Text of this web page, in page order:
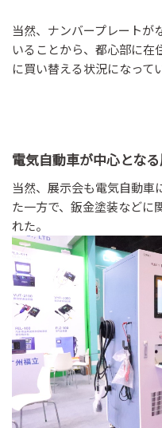
当然、ナンバープレートが
いることから、都心部に在
に買い替える状況になって
電気自動車が中心とな
当然、展示会も電気自動車
た一方で、鈑金塗装などに
れた。